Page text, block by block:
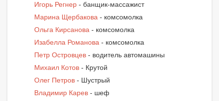
Игорь Регнер - банщик-массажист
Марина Щербакова - комсомолка
Ольга Кирсанова - комсомолка
Изабелла Романова - комсомолка
Петр Островцев - водитель автомашины
Михаил Котов - Крутой
Олег Петров - Шустрый
Владимир Карев - шеф